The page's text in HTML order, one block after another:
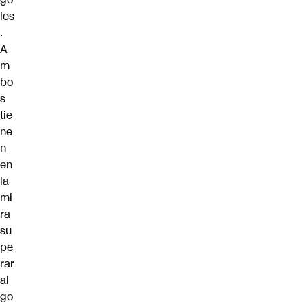
les
.
A
m
bo
s
tie
ne
n
en
la
mi
ra
su
pe
rar
al
go